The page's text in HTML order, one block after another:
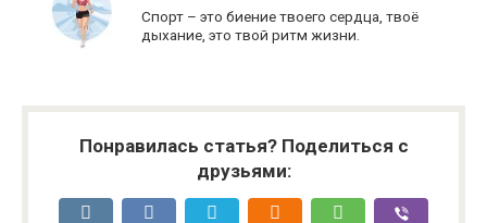
Спорт – это биение твоего сердца, твоё
дыхание, это твой ритм жизни.
Понравилась статья? Поделиться с
друзьями: